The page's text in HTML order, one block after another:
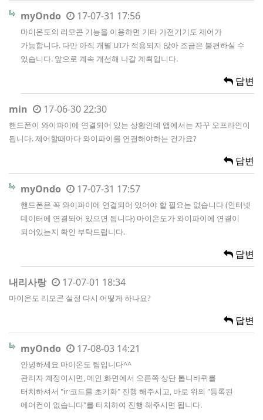
myOndo 17-07-31 17:56
마이온도의 리모콘 기능을 이용하면 기타 가전기기도 제어가
가능합니다. 다만 아직 개별 UI가 적용되지 않아 조금은 불편하실 수
있습니다. 앞으로 계속 개선해 나갈 계획입니다.
답변
min 17-06-30 22:30
핸드폰이 와이파이에 연결되어 있는 상황인데 앱에서는 자꾸 오프라인이
됩니다. 제어할때마다 와이파이를 연결해야하는 건가요?
답변
myOndo 17-07-31 17:57
핸드폰은 꼭 와이파이에 연결되어 있어야 할 필요는 없습니다 (인터넷
데이터에 연결되어 있으면 됩니다) 마이온도가 와이파이에 연결이
되어있는지 확인 부탁드립니다.
답변
내리사랑 17-07-01 18:34
마이온도 리모콘 설정 다시 어떻게 하나요?
답변
myOndo 17-08-03 14:21
안녕하세요 마이온도 팀입니다^^
관리자 계정이시면, 메인 화면에서 오른쪽 상단 톱니바퀴를
터치하셔서 "ir 코드를 초기화" 진행 해주시고, 바로 위의 "등록된
에어컨이 없습니다"를 터치하여 진행 해주시면 됩니다.